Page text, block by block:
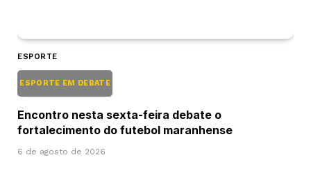
ESPORTE
ESPORTE EM DEBATE
Encontro nesta sexta-feira debate o
fortalecimento do futebol maranhense
6 de agosto de 2026